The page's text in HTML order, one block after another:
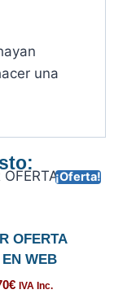
una
¡Oferta!
OFERTA
WEB
€ IVA Inc.